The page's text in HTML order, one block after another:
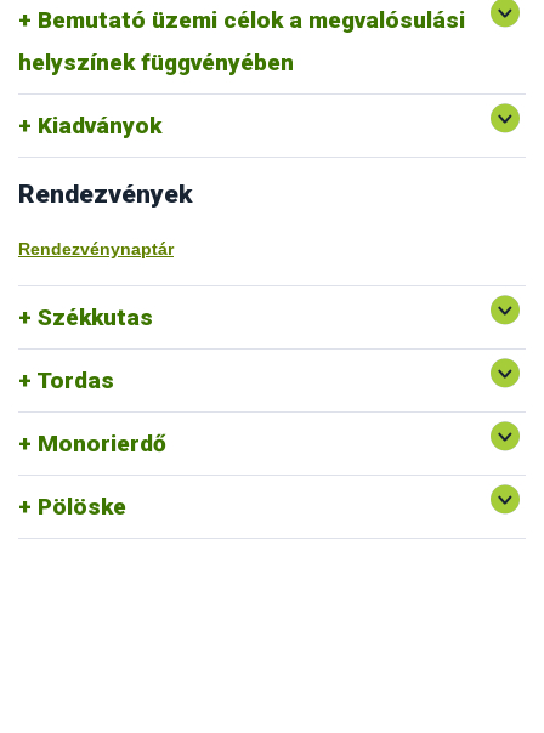
Bemutató üzemi célok a megvalósulási
helyszínek függvényében
Székkutas
szántóföldi fajok vizsgálata
Monorierdő erdészeti fajok vizsgálata, fajtakitermesztés
Kiadványok
Rendezvények
Rendezvénynaptár
Székkutas
Tordas
Monorierdő
Pölöske